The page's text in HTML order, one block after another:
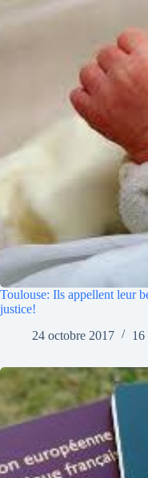
Toulouse: Ils appellent leur
justice!
24 octobre 2017
16